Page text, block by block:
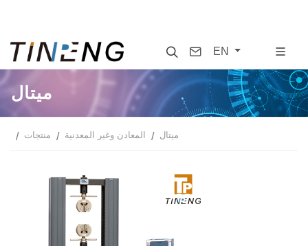
SearchContact
EN
ميتال
منتجات المعادن وغير المعدنية ميتال